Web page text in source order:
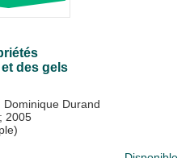
des gels
Dominique Durand
; 2005